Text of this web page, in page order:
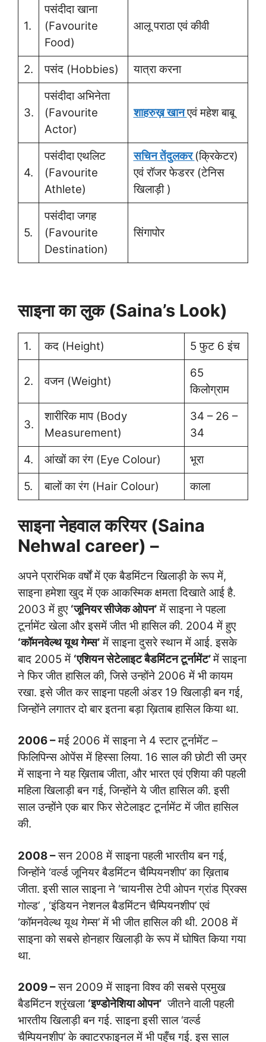
1.
पसंदीदा खाना
(Favourite
Food)
आलू पराठा एवं कीवी
2. पसंद (Hobbies) यात्रा करना
3.
पसंदीदा अभिनेता
(Favourite
Actor)
शाहरुख़ खानएवं महेश बाबू
4.
पसंदीदा एथलिट
(Favourite
Athlete)
सचिन तेंदुलकर(क्रिकेटर)
एवं रॉजर फेडरर (टेनिस
खिलाड़ी )
5.
पसंदीदा जगह
(Favourite
Destination)
सिंगापोर
साइना का लुक (Saina’s Look)
1. कद (Height) 5 फुट 6 इंच
2. वजन (Weight)
65
किलोग्राम
3.
शारीरिक माप (Body
Measurement)
34 – 26 –
34
4.
आंखों का रंग (Eye Colour)
भूरा
5.
बालों का रंग (Hair Colour) काला
साइना नेहवाल करियर (Saina
Nehwal career) –
अपने प्रारंभिक वर्षों में एक बैडमिंटन खिलाड़ी के रूप में,
साइना हमेशा खुद में एक आकस्मिक क्षमता दिखाते आई है.
2003 में हुए ‘जूनियर सीजेक ओपन’में साइना ने पहला
टूर्नामेंट खेला और इसमें जीत भी हासिल की. 2004 में हुए
‘कॉमनवेल्थ यूथ गेम्स’में साइना दुसरे स्थान में आई. इसके
बाद 2005 में ‘एशियन सेटेलाइट बैडमिंटन टूर्नामेंट’में साइना
ने फिर जीत हासिल की, जिसे उन्होंने 2006 में भी कायम
रखा. इसे जीत कर साइना पहली अंडर 19 खिलाड़ी बन गई,
जिन्होंने लगातर दो बार इतना बड़ा ख़िताब हासिल किया था.
2006 –मई 2006 में साइना ने 4 स्टार टूर्नामेंट –
फिलिपिन्स ओपेंस में हिस्सा लिया. 16 साल की छोटी सी उम्र
में साइना ने यह ख़िताब जीता, और भारत एवं एशिया की पहली
महिला खिलाड़ी बन गई, जिन्होंने ये जीत हासिल की. इसी
साल उन्होंने एक बार फिर सेटेलाइट टूर्नामेंट में जीत हासिल
की.
2008 –सन 2008 में साइना पहली भारतीय बन गई,
जिन्होंने ‘वर्ल्ड जूनियर बैडमिंटन चैम्पियनशीप’ का ख़िताब
जीता. इसी साल साइना ने ‘चायनीस टेपी ओपन ग्रांड प्रिक्स
गोल्ड’ , ‘इंडियन नेशनल बैडमिंटन चैम्पियनशीप’ एवं
‘कॉमनवेल्थ यूथ गेम्स’ में भी जीत हासिल की थी. 2008 में
साइना को सबसे होनहार खिलाड़ी के रूप में घोषित किया गया
था.
2009 –सन 2009 में साइना विश्व की सबसे प्रमुख
बैडमिंटन श्रृंखला ‘इण्डोनेशिया ओपन’ जीतने वाली पहली
भारतीय खिलाड़ी बन गई. साइना इसी साल ‘वर्ल्ड
चैम्पियनशीप’ के क्वाटरफाइनल में भी पहुँच गई. इस साल